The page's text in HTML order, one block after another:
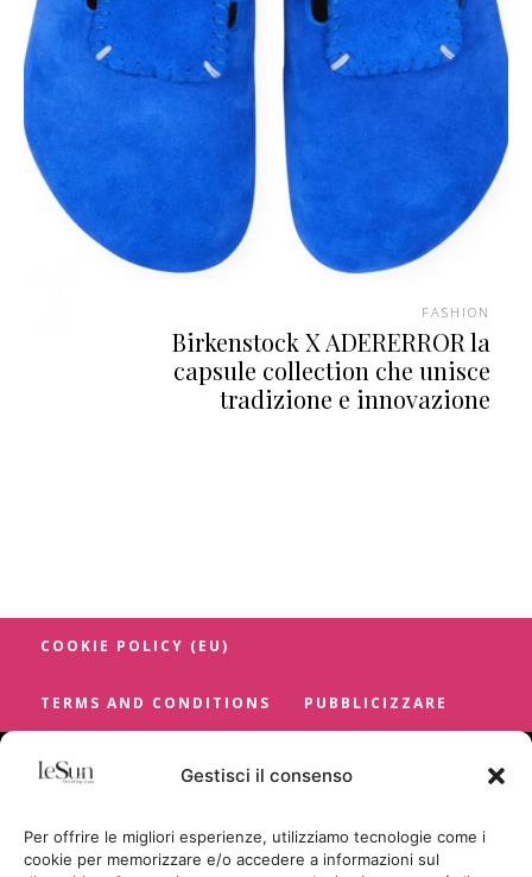
Gestisci il consenso
Per offrire le migliori esperienze, utilizziamo tecnologie come i
cookie per memorizzare e/o accedere a informazioni sul
FASHION
Birkenstock X ADERERROR la
capsule collection che unisce
tradizione e innovazione
COOKIE POLICY (EU)
TERMS AND CONDITIONS PUBBLICIZZARE